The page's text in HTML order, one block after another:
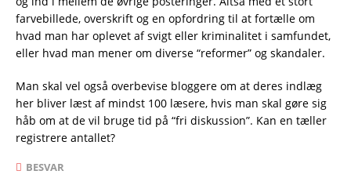
farvebillede, overskrift og en opfordring til at fortælle om
hvad man har oplevet af svigt eller kriminalitet i samfundet,
eller hvad man mener om diverse “reformer” og skandaler.
Man skal vel også overbevise bloggere om at deres indlæg
her bliver læst af mindst 100 læsere, hvis man skal gøre sig
håb om at de vil bruge tid på “fri diskussion”. Kan en tæller
registrere antallet?
BESVAR